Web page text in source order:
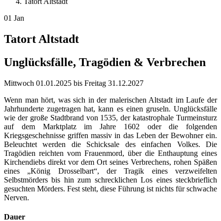
01 Jan
Tatort Altstadt
Unglücksfälle, Tragödien & Verbrechen
Mittwoch 01.01.2025 bis Freitag 31.12.2027
Wenn man hört, was sich in der malerischen Altstadt im Laufe der
Jahrhunderte zugetragen hat, kann es einen gruseln. Unglücksfälle
wie der große Stadtbrand von 1535, der katastrophale Turmeinsturz
auf dem Marktplatz im Jahre 1602 oder die folgenden
Kriegsgeschehnisse griffen massiv in das Leben der Bewohner ein.
Beleuchtet werden die Schicksale des einfachen Volkes. Die
Tragödien reichten vom Frauenmord, über die Enthauptung eines
Kirchendiebs direkt vor dem Ort seines Verbrechens, rohen Späßen
eines „König Drosselbart“, der Tragik eines verzweifelten
Selbstmörders bis hin zum schrecklichen Los eines steckbrieflich
gesuchten Mörders. Fest steht, diese Führung ist nichts für schwache
Nerven.
Dauer